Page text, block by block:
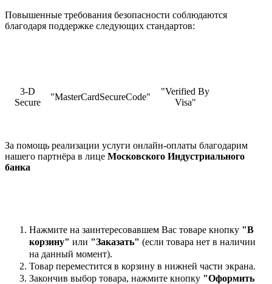
Повышенные требования безопасности соблюдаются
благодаря поддержке следующих стандартов:
3-D
Secure
"MasterCardSecureCode"
"Verified By
Visa"
За помощь реализации услуги онлайн-оплаты благодарим
нашего партнёра в лице Московского Индустриального
банка
Нажмите на заинтересовавшем Вас товаре кнопку "В
корзину" или "Заказать" (если товара нет в наличии
на данный момент).
Товар переместится в корзину в нижней части экрана.
Закончив выбор товара, нажмите кнопку "Оформить